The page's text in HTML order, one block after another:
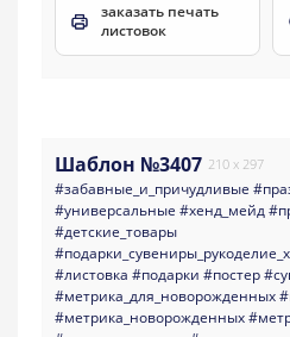
заказать печать
листовок
Шаблон №3407 210 x 297
#забавные_и_причудливые
#универсальные #хенд_мейд
#детские_товары
#листовка #подарки #постер
#метрика_для_новорожденных
#метрика_новорожденных